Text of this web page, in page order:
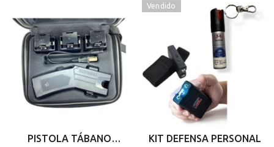
PISTOLA TÁBANO
Vendido
KIT DEFENSA PERSONAL